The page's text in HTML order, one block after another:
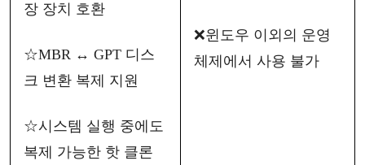
장 장치 호환
☆MBR ↔ GPT 디스
크 변환 복제 지원
☆시스템 실행 중에도
복제
가능한 핫 클론
❌윈도우 이외의 운영
체제에서 사용 불가